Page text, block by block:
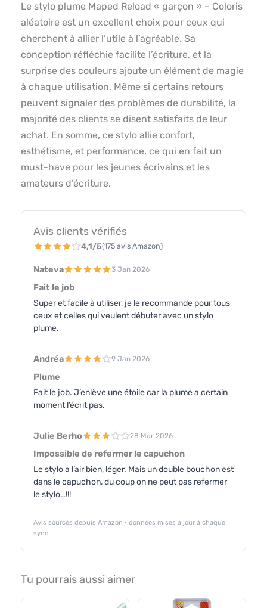
Le stylo plume Maped Reload « garçon » – Coloris
aléatoire est un excellent choix pour ceux qui
cherchent à allier l’utile à l’agréable. Sa
conception réfléchie facilite l’écriture, et la
surprise des couleurs ajoute un élément de magie
à chaque utilisation. Même si certains retours
peuvent signaler des problèmes de durabilité, la
majorité des clients se disent satisfaits de leur
achat. En somme, ce stylo allie confort,
esthétisme, et performance, ce qui en fait un
must-have pour les jeunes écrivains et les
amateurs d’écriture.
Avis clients vérifiés
4,1/5(175 avis Amazon)
Nateva 3 Jan 2026
Fait le job
Super et facile à utiliser, je le recommande pour tous
ceux et celles qui veulent débuter avec un stylo
plume.
Andréa 9 Jan 2026
Plume
Fait le job. J’enlève une étoile car la plume a certain
moment l’écrit pas.
Julie Berho 28 Mar 2026
Impossible de refermer le capuchon
Le stylo a l’air bien, léger. Mais un double bouchon est
dans le capuchon, du coup on ne peut pas refermer
le stylo…!!!
Avis sourcés depuis Amazon · données mises à jour à chaque
sync
Tu pourrais aussi aimer